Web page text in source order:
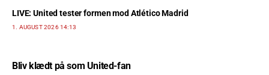
LIVE: United tester formen mod Atlético Madrid
1. AUGUST 2026 14:13
Bliv klædt på som United-fan